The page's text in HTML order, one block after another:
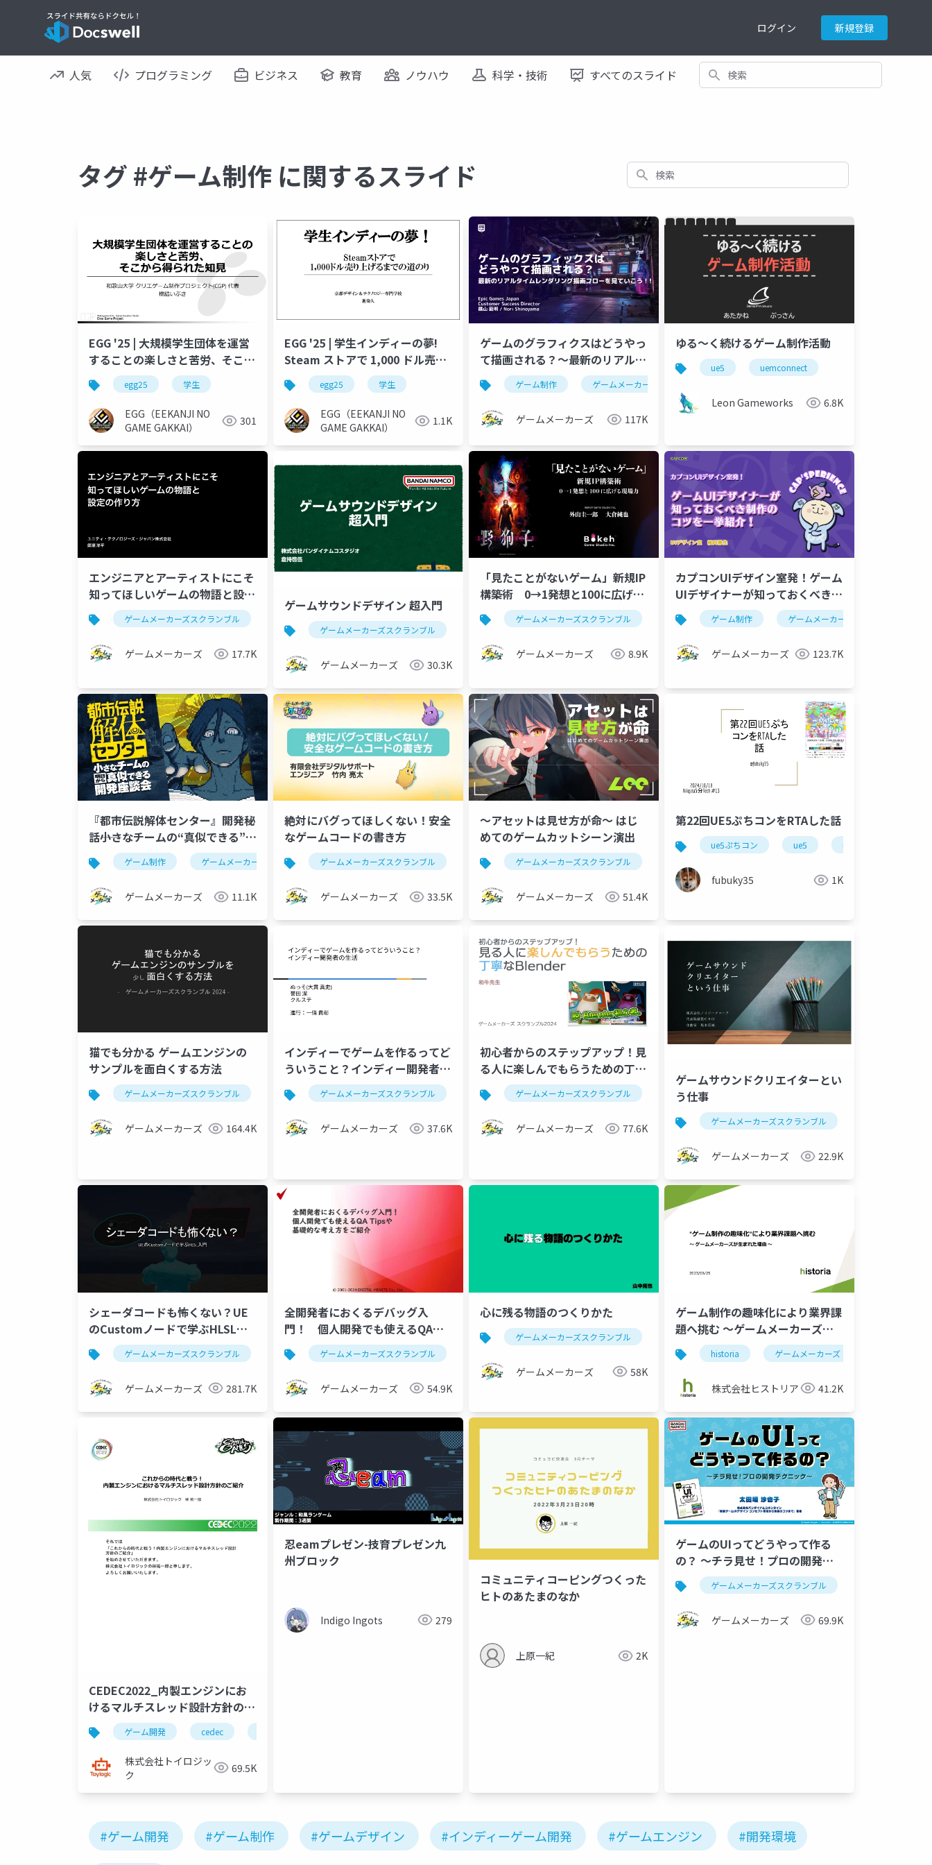
ログイン 新規登録
人気 プログラミング ビジネス 教育 ノウハウ 科学・技術 すべてのスライド 検索
タグ #ゲーム制作 に関するスライド 検索
EGG '25 | 大規模学生団体を運営
することの楽しさと苦労、そこか
ら得られた知見
egg25 学生
EGG（EEKANJI NO
GAME GAKKAI）
301
EGG '25 | 学生インディーの夢!
Steam ストアで 1,000 ドル売り
上げるまでの道のり
egg25 学生
EGG（EEKANJI NO
GAME GAKKAI）
1.1K
ゲームのグラフィクスはどうやっ
て描画される？～最新のリアルタ
イムレンダリング描画フローを見
ていこう！～
ゲーム制作 ゲームメーカーズスクランブル
ゲームメーカーズ 117K
ゆる～く続けるゲーム制作活動
ue5 uemconnect
Leon Gameworks 6.8K
エンジニアとアーティストにこそ
知ってほしいゲームの物語と設定
の作り方ゲームメーカーズスクランブル ゲームデザイン ゲームシナリオ ゲーム制作
ゲームメーカーズ 17.7K
ゲームサウンドデザイン 超入門
ゲームメーカーズスクランブル ゲーム制作 ゲームサウンド サウンドデザイン
ゲームメーカーズ 30.3K
「見たことがないゲーム」新規IP
構築術 0→1発想と100に広げる
現場力 ゲームメーカーズスクランブル ゲーム制作 ゲームデザイン ゲーム開発
ゲームメーカーズ 8.9K
カプコンUIデザイン室発！ゲーム
UIデザイナーが知っておくべき制
作のコツを一挙紹介！
ゲーム制作 ゲームメーカーズスクランブル
ゲームメーカーズ 123.7K
『都市伝説解体センター』開発秘
話――小さなチームの“真似できる”開
発者座談会ゲーム制作 ゲームメーカーズスクランブル インディーゲーム チーム開発
ゲームメーカーズ 11.1K
絶対にバグってほしくない！安全
なゲームコードの書き方
ゲームメーカーズスクランブル ゲーム制作 コーディング プログラミング
ゲームメーカーズ 33.5K
～アセットは見せ方が命～ はじ
めてのゲームカットシーン演出
ゲームメーカーズスクランブル
ゲームメーカーズ 51.4K
第22回UE5ぷちコンをRTAした話
ue5ぷちコン ue5 unrealengine
fubuky35 1K
猫でも分かる ゲームエンジンの
サンプルを面白くする方法
ゲームメーカーズスクランブル ゲーム制作 ゲームエンジン
ゲームメーカーズ 164.4K
インディーでゲームを作るってど
ういうこと？インディー開発者の
生活
ゲームメーカーズスクランブル ゲーム制作 インディーゲーム
ゲームメーカーズ 37.6K
初心者からのステップアップ！見
る人に楽しんでもらうための丁寧
なBlenderゲームメーカーズスクランブル ゲーム制作
ゲームメーカーズ 77.6K
ゲームサウンドクリエイターとい
う仕事
ゲームメーカーズスクランブル
ゲームメーカーズ 22.9K
シェーダコードも怖くない？UE
のCustomノードで学ぶHLSL入
門
ゲームメーカーズスクランブル ゲーム制作 ue5 シェーダー
ゲームメーカーズ 281.7K
全開発者におくるデバッグ入
門！ 個人開発でも使えるQA
Tipsや基礎的な考え方をご紹介
ゲームメーカーズスクランブル
ゲームメーカーズ 54.9K
心に残る物語のつくりかた
ゲームメーカーズスクランブル ゲーム制作 シナリオ制作
ゲームメーカーズ 58K
ゲーム制作の趣味化により業界課
題へ挑む ～ゲームメーカーズが
生まれた理由～
historia ゲームメーカーズ
株式会社ヒストリア 41.2K
CEDEC2022_内製エンジンにお
けるマルチスレッド設計方針のご
紹介
ゲーム開発 cedec
株式会社トイロジッ
ク
69.5K
忍eamプレゼン-技育プレゼン九
州ブロック
Indigo Ingots 279
コミュニティコーピングつくった
ヒトのあたまのなか
上原一紀 2K
ゲームのUIってどうやって作る
の？ ～チラ見せ！プロの開発テ
クニック～ゲームメーカーズスクランブル
ゲームメーカーズ 69.9K
#ゲーム開発 #ゲーム制作 #ゲームデザイン #インディーゲーム開発 #ゲームエンジン #開発環境